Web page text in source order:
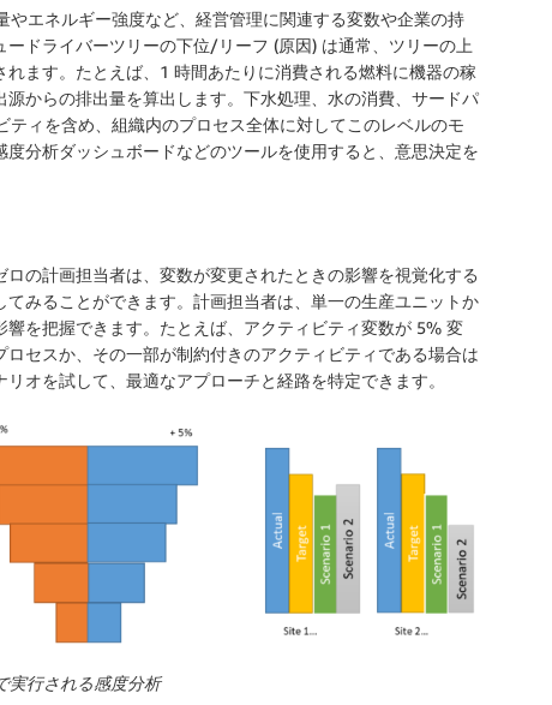
エネルギー強度など、経営管理に関連する変数や企業の持
ドライバーツリーの下位/リーフ (原因) は通常、ツリーの上
ます。たとえば、1 時間あたりに消費される燃料に機器の稼
からの排出量を算出します。下水処理、水の消費、サードパ
ィを含め、組織内のプロセス全体に対してこのレベルのモ
分析ダッシュボードなどのツールを使用すると、意思決定を
の計画担当者は、変数が変更されたときの影響を視覚化する
みることができます。計画担当者は、単一の生産ユニットか
を把握できます。たとえば、アクティビティ変数が 5% 変
セスか、その一部が制約付きのアクティビティである場合は
オを試して、最適なアプローチと経路を特定できます。
実行される感度分析